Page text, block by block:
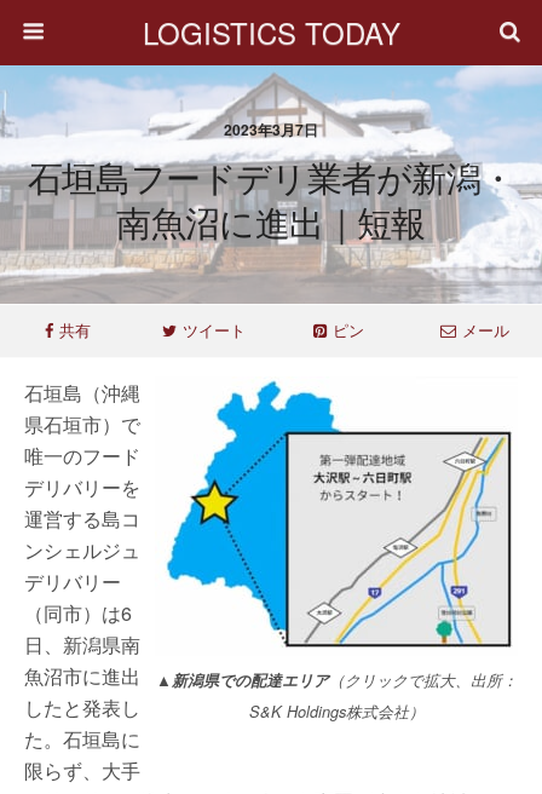
LOGISTICS TODAY
2023年3月7日
石垣島フードデリ業者が新潟・
南魚沼に進出｜短報
共有 ツイート ピン メール
▲新潟県での配達エリア（クリックで拡大、出所：
S&K Holdings株式会社）
石垣島（沖縄
県石垣市）で
唯一のフード
デリバリーを
運営する島コ
ンシェルジュ
デリバリー
（同市）は6
日、新潟県南
魚沼市に進出
したと発表し
た。石垣島に
限らず、大手